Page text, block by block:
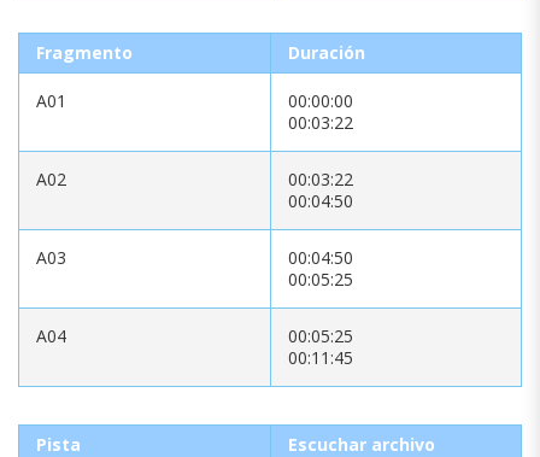
Fragmento Duración
A01
00:00:00
00:03:22
A02
00:03:22
00:04:50
A03
00:04:50
00:05:25
A04
00:05:25
00:11:45
Pista Escuchar archivo